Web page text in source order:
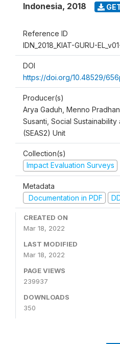
Indonesia, 2018
Reference ID
IDN_2018_KIAT-GURU-
DOI
https://doi.org/10.48529/
Producer(s)
Arya Gaduh, Menno
Susanti, Social Sustainability
(SEAS2) Unit
Collection(s)
Impact Evaluation Surveys
Metadata
Documentation in PDF
CREATED ON
Mar 18, 2022
LAST MODIFIED
Mar 18, 2022
PAGE VIEWS
239937
DOWNLOADS
350